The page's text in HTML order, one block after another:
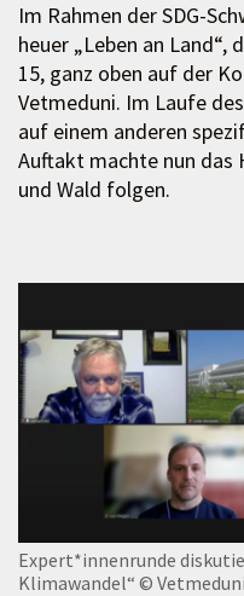
Im Rahmen der SDG-
heuer „Leben an
15, ganz oben auf der
Vetmeduni. Im Laufe
auf einem anderen
Auftakt machte nun das
und Wald folgen.
Expert*innenrunde
Klimawandel“ © Vetmeduni